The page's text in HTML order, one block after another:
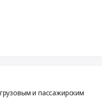
и пассажирским